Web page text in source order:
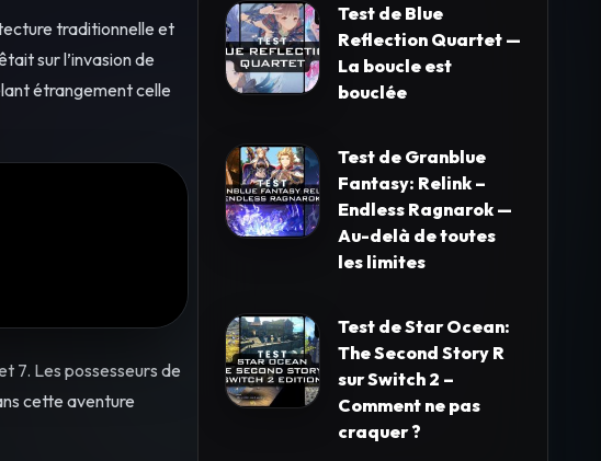
traditionnelle et
sur l’invasion de
étrangement celle
7. Les possesseurs de
cette aventure
Test de Blue
Reflection Quartet —
La boucle est
bouclée
Test de Granblue
Fantasy: Relink –
Endless Ragnarok —
Au-delà de toutes
les limites
Test de Star Ocean:
The Second Story R
sur Switch 2 –
Comment ne pas
craquer ?